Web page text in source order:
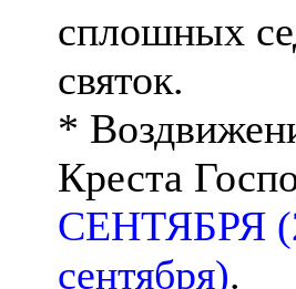
сплошных
святок.
*
Креста
СЕНТЯБРЯ
сентября).